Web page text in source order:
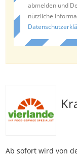
abmelden und
nützliche
Ab sofort wird von